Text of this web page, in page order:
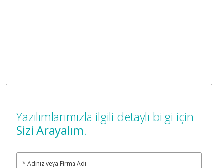
Yazılımlarımızla ilgili detaylı bilgi için
Sizi Arayalım.